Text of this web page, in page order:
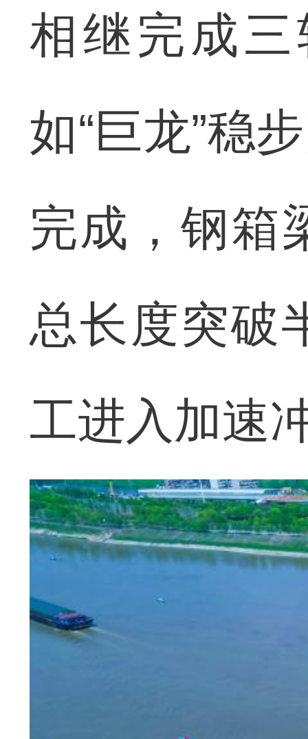
相继完成
如“巨龙”稳
完成，钢箱
总长度突破
工进入加速